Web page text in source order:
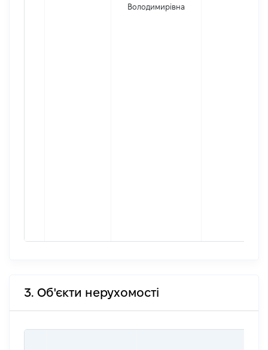
Володимирівна
3. Об'єкти нерухомості